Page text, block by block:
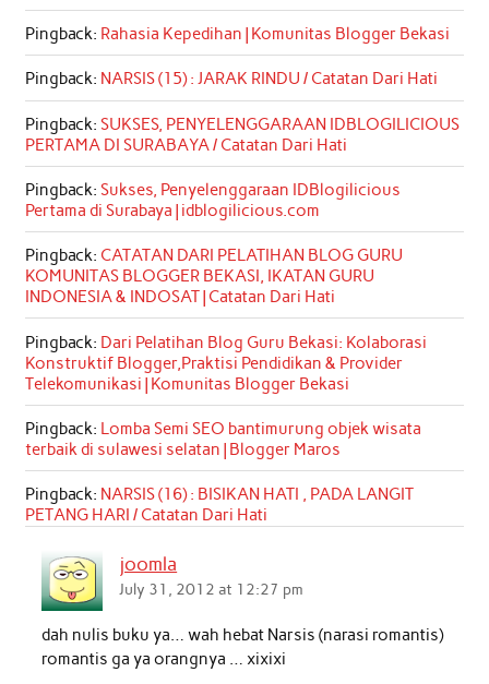
Pingback: Rahasia Kepedihan | Komunitas Blogger Bekasi
Pingback: NARSIS (15) : JARAK RINDU / Catatan Dari Hati
Pingback: SUKSES, PENYELENGGARAAN IDBLOGILICIOUS
PERTAMA DI SURABAYA / Catatan Dari Hati
Pingback: Sukses, Penyelenggaraan IDBlogilicious
Pertama di Surabaya | idblogilicious.com
Pingback: CATATAN DARI PELATIHAN BLOG GURU
KOMUNITAS BLOGGER BEKASI, IKATAN GURU
INDONESIA & INDOSAT | Catatan Dari Hati
Pingback: Dari Pelatihan Blog Guru Bekasi: Kolaborasi
Konstruktif Blogger,Praktisi Pendidikan & Provider
Telekomunikasi | Komunitas Blogger Bekasi
Pingback: Lomba Semi SEO bantimurung objek wisata
terbaik di sulawesi selatan | Blogger Maros
Pingback: NARSIS (16) : BISIKAN HATI , PADA LANGIT
PETANG HARI / Catatan Dari Hati
joomla
July 31, 2012 at 12:27 pm
dah nulis buku ya… wah hebat Narsis (narasi romantis)
romantis ga ya orangnya … xixixi